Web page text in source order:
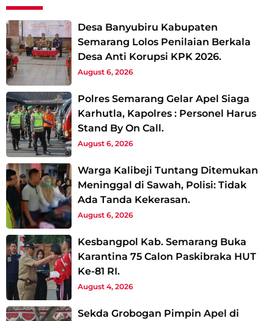
Desa Banyubiru Kabupaten
Semarang Lolos Penilaian Berkala
Desa Anti Korupsi KPK 2026.
August 6, 2026
Polres Semarang Gelar Apel Siaga
Karhutla, Kapolres : Personel Harus
Stand By On Call.
August 6, 2026
Warga Kalibeji Tuntang Ditemukan
Meninggal di Sawah, Polisi: Tidak
Ada Tanda Kekerasan.
August 6, 2026
Kesbangpol Kab. Semarang Buka
Karantina 75 Calon Paskibraka HUT
Ke-81 RI.
August 4, 2026
Sekda Grobogan Pimpin Apel di